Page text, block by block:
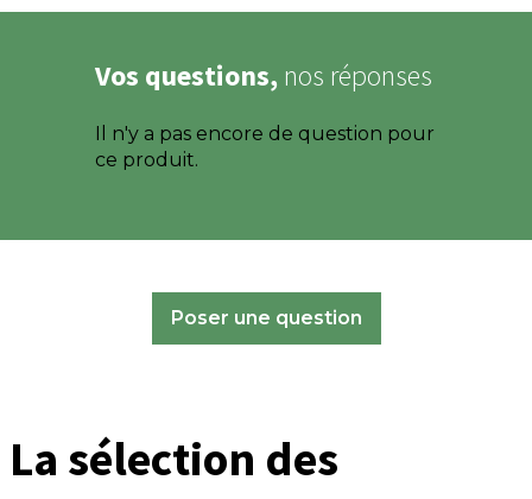
Vos questions, nos réponses
Il n'y a pas encore de question pour
ce produit.
Poser une question
La sélection des